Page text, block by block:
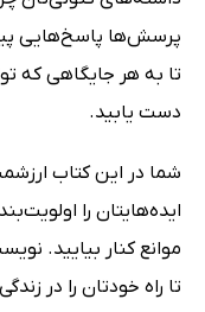
پرسش‌ها پاسخ‌هایی
تا به هر جایگاهی که
دست یابید.
شما در این کتاب
ایده‌هایتان را
موانع کنار بیایید.
تا راه خودتان را در